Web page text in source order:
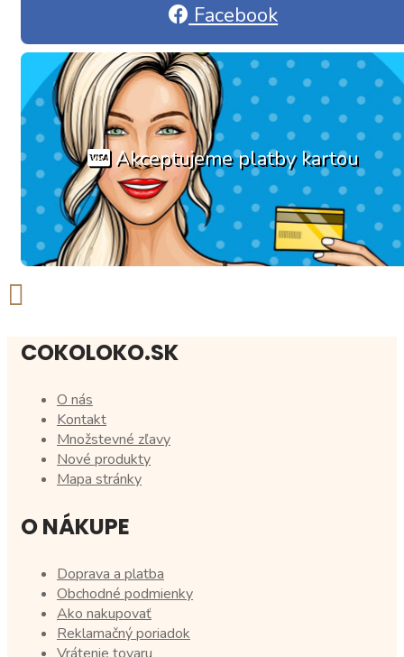
Facebook
Akceptujeme platby kartou
COKOLOKO.SK
O nás
Kontakt
Množstevné zľavy
Nové produkty
Mapa stránky
O NÁKUPE
Doprava a platba
Obchodné podmienky
Ako nakupovať
Reklamačný poriadok